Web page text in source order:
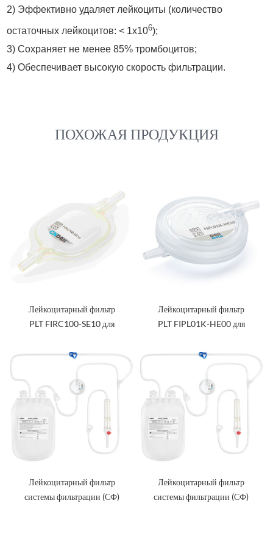
2) Эффективно удаляет лейкоциты (количество
остаточных лейкоцитов: < 1x106);
3) Сохраняет не менее 85% тромбоцитов;
4) Обеспечивает высокую скорость фильтрации.
ПОХОЖАЯ ПРОДУКЦИЯ
Лейкоцитарный фильтр
PLT FIRC100-SE10 для
Лейкоцитарный фильтр
PLT FIPL01K-HE00 для
Лейкоцитарный фильтр
системы фильтрации (СФ)
Лейкоцитарный фильтр
системы фильтрации (СФ)